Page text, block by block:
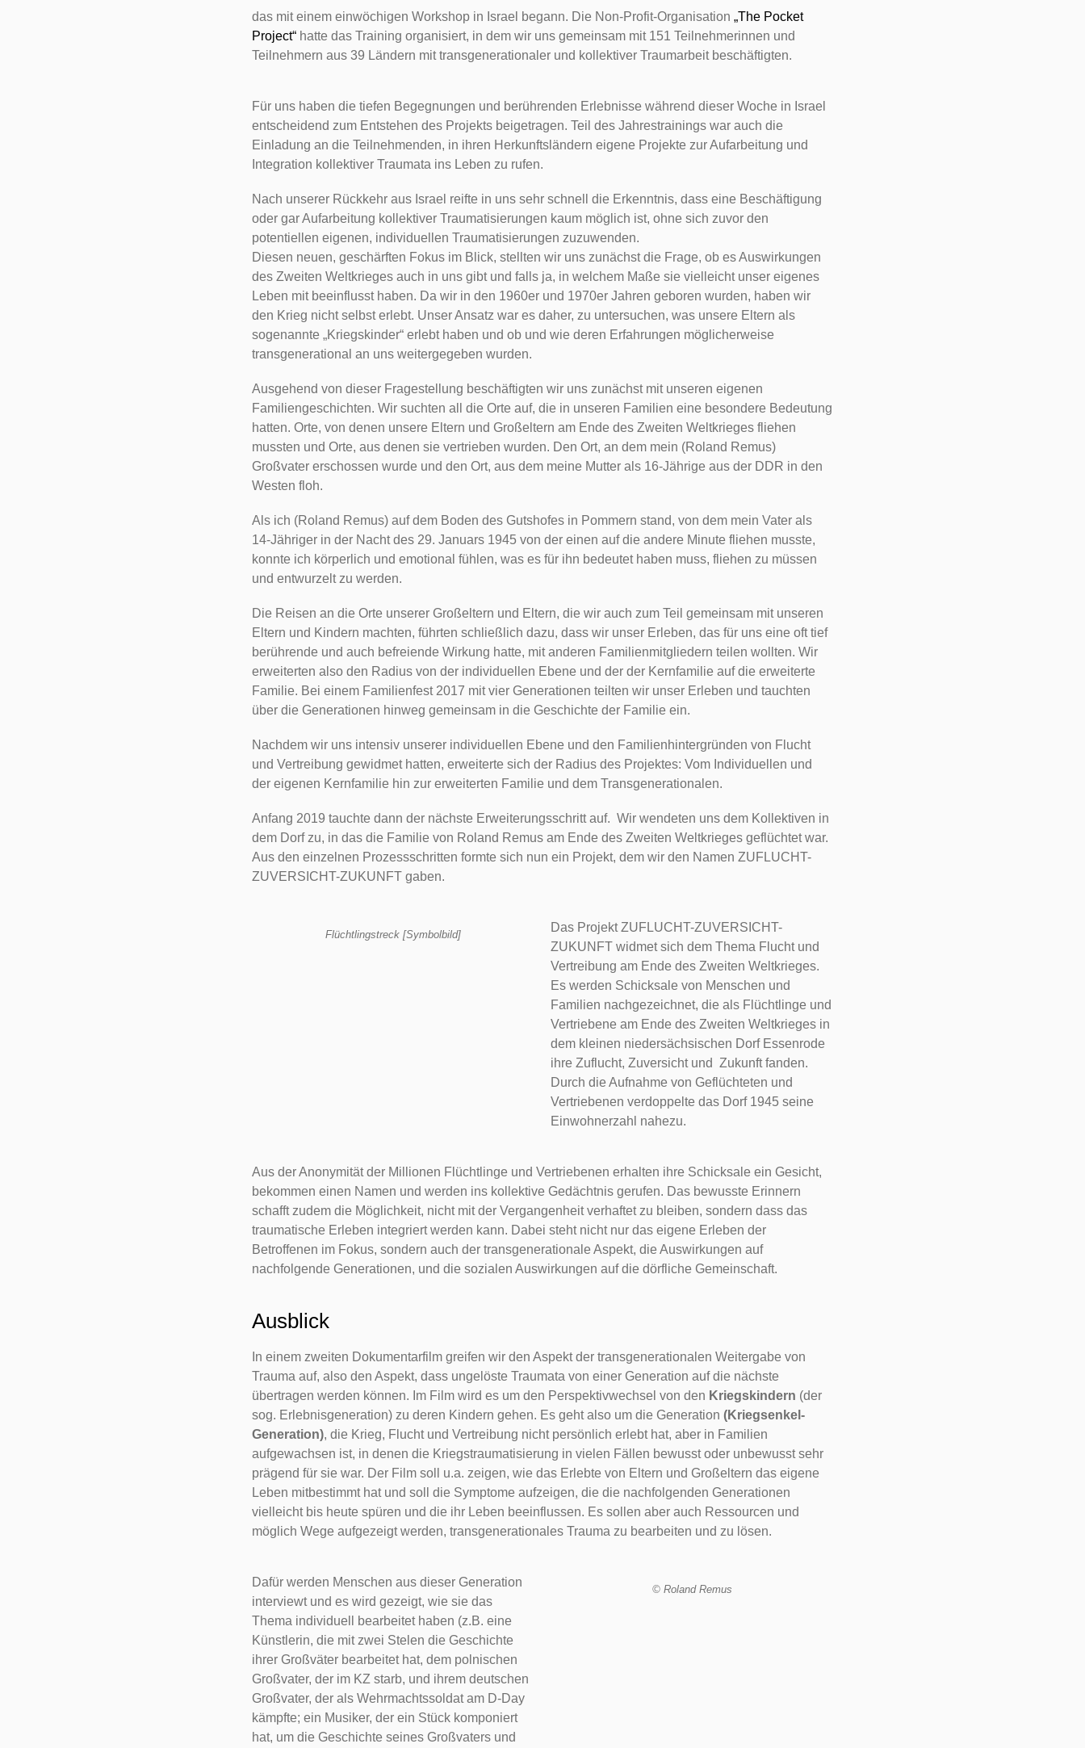
das mit einem einwöchigen Workshop in Israel begann. Die Non-Profit-Organisation „The Pocket
Project“ hatte das Training organisiert, in dem wir uns gemeinsam mit 151 Teilnehmerinnen und
Teilnehmern aus 39 Ländern mit transgenerationaler und kollektiver Traumarbeit beschäftigten.
Für uns haben die tiefen Begegnungen und berührenden Erlebnisse während dieser Woche in Israel
entscheidend zum Entstehen des Projekts beigetragen. Teil des Jahrestrainings war auch die
Einladung an die Teilnehmenden, in ihren Herkunftsländern eigene Projekte zur Aufarbeitung und
Integration kollektiver Traumata ins Leben zu rufen.
Nach unserer Rückkehr aus Israel reifte in uns sehr schnell die Erkenntnis, dass eine Beschäftigung
oder gar Aufarbeitung kollektiver Traumatisierungen kaum möglich ist, ohne sich zuvor den
potentiellen eigenen, individuellen Traumatisierungen zuzuwenden.
Diesen neuen, geschärften Fokus im Blick, stellten wir uns zunächst die Frage, ob es Auswirkungen
des Zweiten Weltkrieges auch in uns gibt und falls ja, in welchem Maße sie vielleicht unser eigenes
Leben mit beeinflusst haben. Da wir in den 1960er und 1970er Jahren geboren wurden, haben wir
den Krieg nicht selbst erlebt. Unser Ansatz war es daher, zu untersuchen, was unsere Eltern als
sogenannte „Kriegskinder“ erlebt haben und ob und wie deren Erfahrungen möglicherweise
transgenerational an uns weitergegeben wurden.
Ausgehend von dieser Fragestellung beschäftigten wir uns zunächst mit unseren eigenen
Familiengeschichten. Wir suchten all die Orte auf, die in unseren Familien eine besondere Bedeutung
hatten. Orte, von denen unsere Eltern und Großeltern am Ende des Zweiten Weltkrieges fliehen
mussten und Orte, aus denen sie vertrieben wurden. Den Ort, an dem mein (Roland Remus)
Großvater erschossen wurde und den Ort, aus dem meine Mutter als 16-Jährige aus der DDR in den
Westen floh.
Als ich (Roland Remus) auf dem Boden des Gutshofes in Pommern stand, von dem mein Vater als
14-Jähriger in der Nacht des 29. Januars 1945 von der einen auf die andere Minute fliehen musste,
konnte ich körperlich und emotional fühlen, was es für ihn bedeutet haben muss, fliehen zu müssen
und entwurzelt zu werden.
Die Reisen an die Orte unserer Großeltern und Eltern, die wir auch zum Teil gemeinsam mit unseren
Eltern und Kindern machten, führten schließlich dazu, dass wir unser Erleben, das für uns eine oft tief
berührende und auch befreiende Wirkung hatte, mit anderen Familienmitgliedern teilen wollten. Wir
erweiterten also den Radius von der individuellen Ebene und der der Kernfamilie auf die erweiterte
Familie. Bei einem Familienfest 2017 mit vier Generationen teilten wir unser Erleben und tauchten
über die Generationen hinweg gemeinsam in die Geschichte der Familie ein.
Nachdem wir uns intensiv unserer individuellen Ebene und den Familienhintergründen von Flucht
und Vertreibung gewidmet hatten, erweiterte sich der Radius des Projektes: Vom Individuellen und
der eigenen Kernfamilie hin zur erweiterten Familie und dem Transgenerationalen.
Anfang 2019 tauchte dann der nächste Erweiterungsschritt auf. Wir wendeten uns dem Kollektiven in
dem Dorf zu, in das die Familie von Roland Remus am Ende des Zweiten Weltkrieges geflüchtet war.
Aus den einzelnen Prozessschritten formte sich nun ein Projekt, dem wir den Namen ZUFLUCHT-
ZUVERSICHT-ZUKUNFT gaben.
Flüchtlingstreck [Symbolbild]
Das Projekt ZUFLUCHT-ZUVERSICHT-
ZUKUNFT widmet sich dem Thema Flucht und
Vertreibung am Ende des Zweiten Weltkrieges.
Es werden Schicksale von Menschen und
Familien nachgezeichnet, die als Flüchtlinge und
Vertriebene am Ende des Zweiten Weltkrieges in
dem kleinen niedersächsischen Dorf Essenrode
ihre Zuflucht, Zuversicht und Zukunft fanden.
Durch die Aufnahme von Geflüchteten und
Vertriebenen verdoppelte das Dorf 1945 seine
Einwohnerzahl nahezu.
Aus der Anonymität der Millionen Flüchtlinge und Vertriebenen erhalten ihre Schicksale ein Gesicht,
bekommen einen Namen und werden ins kollektive Gedächtnis gerufen. Das bewusste Erinnern
schafft zudem die Möglichkeit, nicht mit der Vergangenheit verhaftet zu bleiben, sondern dass das
traumatische Erleben integriert werden kann. Dabei steht nicht nur das eigene Erleben der
Betroffenen im Fokus, sondern auch der transgenerationale Aspekt, die Auswirkungen auf
nachfolgende Generationen, und die sozialen Auswirkungen auf die dörfliche Gemeinschaft.
Ausblick
In einem zweiten Dokumentarfilm greifen wir den Aspekt der transgenerationalen Weitergabe von
Trauma auf, also den Aspekt, dass ungelöste Traumata von einer Generation auf die nächste
übertragen werden können. Im Film wird es um den Perspektivwechsel von den Kriegskindern (der
sog. Erlebnisgeneration) zu deren Kindern gehen. Es geht also um die Generation (Kriegsenkel-
Generation), die Krieg, Flucht und Vertreibung nicht persönlich erlebt hat, aber in Familien
aufgewachsen ist, in denen die Kriegstraumatisierung in vielen Fällen bewusst oder unbewusst sehr
prägend für sie war. Der Film soll u.a. zeigen, wie das Erlebte von Eltern und Großeltern das eigene
Leben mitbestimmt hat und soll die Symptome aufzeigen, die die nachfolgenden Generationen
vielleicht bis heute spüren und die ihr Leben beeinflussen. Es sollen aber auch Ressourcen und
möglich Wege aufgezeigt werden, transgenerationales Trauma zu bearbeiten und zu lösen.
Dafür werden Menschen aus dieser Generation
interviewt und es wird gezeigt, wie sie das
Thema individuell bearbeitet haben (z.B. eine
Künstlerin, die mit zwei Stelen die Geschichte
ihrer Großväter bearbeitet hat, dem polnischen
Großvater, der im KZ starb, und ihrem deutschen
Großvater, der als Wehrmachtssoldat am D-Day
kämpfte; ein Musiker, der ein Stück komponiert
hat, um die Geschichte seines Großvaters und
© Roland Remus